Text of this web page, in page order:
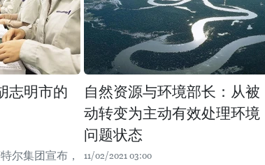
志明市的
尔集团宣布，
自然资源与环境部长：从被
动转变为主动有效处理环境
问题状态
11/02/2021 03:00